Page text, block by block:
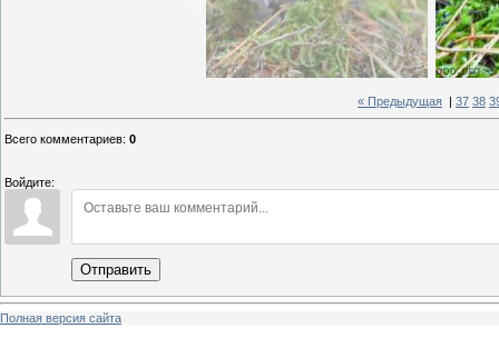
« Предыдущая 37 38
Всего комментариев: 0
Войдите:
Отправить
Полная версия сайта